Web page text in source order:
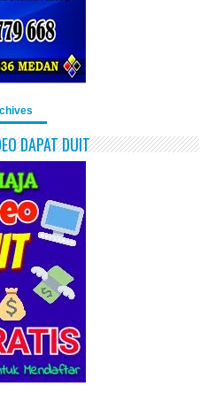
DAPAT DUIT